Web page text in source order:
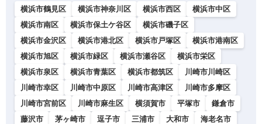
横浜市鶴見区 横浜市神奈川区 横浜市西区
横浜市中区
横浜市南区
横浜市保土ケ谷区
横浜市磯子区
横浜市金沢区
横浜市港北区 横浜市戸塚区
横浜市港南区
横浜市旭区
横浜市緑区 横浜市瀬谷区
横浜市栄区
横浜市泉区
横浜市青葉区 横浜市都筑区
川崎市川崎区
川崎市幸区
川崎市中原区 川崎市高津区
川崎市多摩区
川崎市宮前区
川崎市麻生区 横須賀市 平塚市
鎌倉市
藤沢市
茅ヶ崎市 逗子市 三浦市 大和市
海老名市